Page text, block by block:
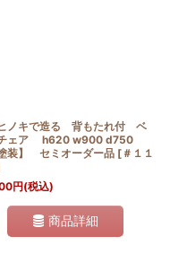
ノキで造る 背もたれ付 ベ
ェア h620 w900 d750
塗装】 セミオーダー品 [ ＃１１
円(税込)
商品詳細